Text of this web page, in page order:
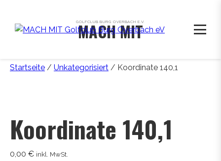
GOLFCLUB BURG OVERBACH E.V.
MACH MIT
Startseite / Unkategorisiert / Koordinate 140,1
Koordinate 140,1
0,00 € inkl. MwSt.